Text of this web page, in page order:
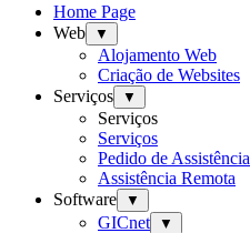
Home Page
Web
▼
Alojamento Web
Criação de Websites
Serviços
▼
Serviços
Serviços
Pedido de Assistência
Assistência Remota
Software
▼
GICnet ▼